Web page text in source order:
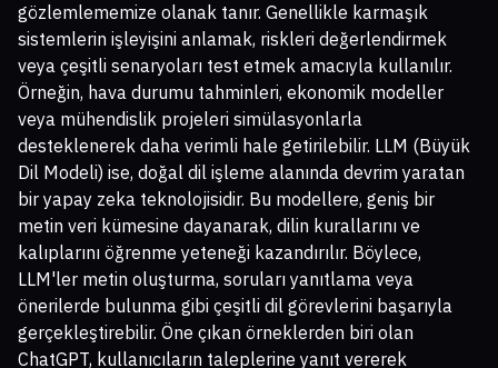
gözlemlememize olanak tanır. Genellikle karmaşık
sistemlerin işleyişini anlamak, riskleri değerlendirmek
veya çeşitli senaryoları test etmek amacıyla kullanılır.
Örneğin, hava durumu tahminleri, ekonomik modeller
veya mühendislik projeleri simülasyonlarla
desteklenerek daha verimli hale getirilebilir. LLM (Büyük
Dil Modeli) ise, doğal dil işleme alanında devrim yaratan
bir yapay zeka teknolojisidir. Bu modellere, geniş bir
metin veri kümesine dayanarak, dilin kurallarını ve
kalıplarını öğrenme yeteneği kazandırılır. Böylece,
LLM'ler metin oluşturma, soruları yanıtlama veya
önerilerde bulunma gibi çeşitli dil görevlerini başarıyla
gerçekleştirebilir. Öne çıkan örneklerden biri olan
ChatGPT, kullanıcıların taleplerine yanıt vererek